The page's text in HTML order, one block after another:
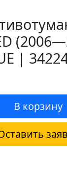
|
В корзину